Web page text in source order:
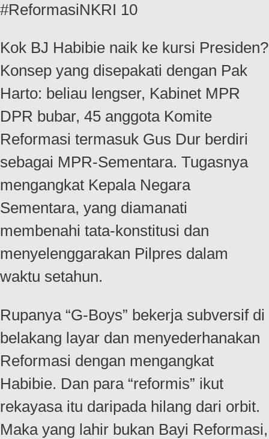
#ReformasiNKRI 10
Kok BJ Habibie naik ke kursi Presiden?
Konsep yang disepakati dengan Pak
Harto: beliau lengser, Kabinet MPR
DPR bubar, 45 anggota Komite
Reformasi termasuk Gus Dur berdiri
sebagai MPR-Sementara. Tugasnya
mengangkat Kepala Negara
Sementara, yang diamanati
membenahi tata-konstitusi dan
menyelenggarakan Pilpres dalam
waktu setahun.
Rupanya “G-Boys” bekerja subversif di
belakang layar dan menyederhanakan
Reformasi dengan mengangkat
Habibie. Dan para “reformis” ikut
rekayasa itu daripada hilang dari orbit.
Maka yang lahir bukan Bayi Reformasi,